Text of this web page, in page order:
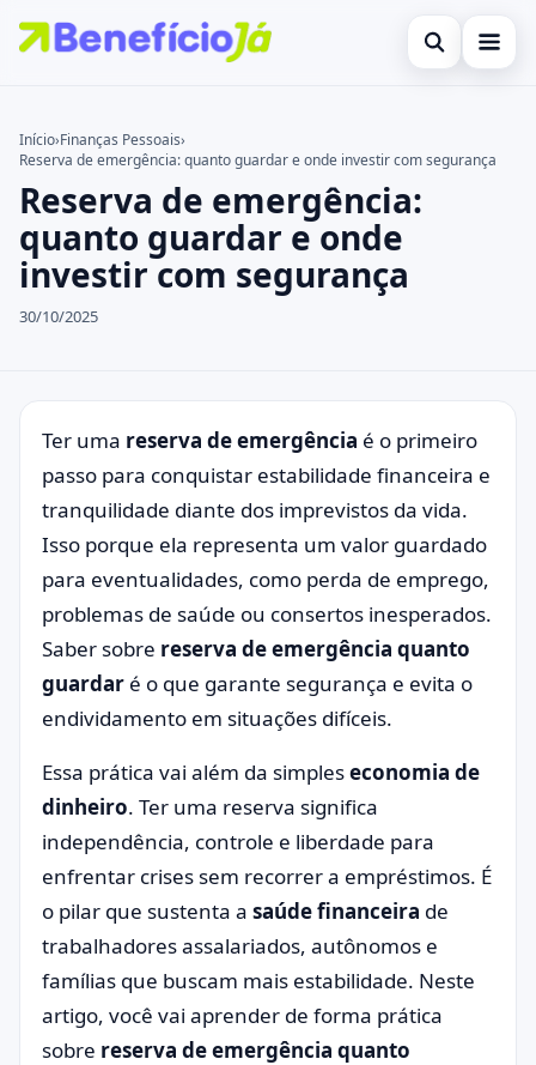
Abrir busca
Cartões de Crédito
Benefícios
Atualidades Econômicas
Legal
Buscar no site
Buscar por:
Pressione Enter para buscar ou ESC para fechar.
Início›Finanças Pessoais›
Reserva de emergência: quanto guardar e onde investir com segurança
Reserva de emergência:
quanto guardar e onde
investir com segurança
30/10/2025
Ter uma reserva de emergência é o primeiro
passo para conquistar estabilidade financeira e
tranquilidade diante dos imprevistos da vida.
Isso porque ela representa um valor guardado
para eventualidades, como perda de emprego,
problemas de saúde ou consertos inesperados.
Saber sobre reserva de emergência quanto
guardar é o que garante segurança e evita o
endividamento em situações difíceis.
Essa prática vai além da simpleseconomia de
dinheiro. Ter uma reserva significa
independência, controle e liberdade para
enfrentar crises sem recorrer a empréstimos. É
o pilar que sustenta a saúde financeira de
trabalhadores assalariados, autônomos e
famílias que buscam mais estabilidade. Neste
artigo, você vai aprender de forma prática
sobre reserva de emergência quanto